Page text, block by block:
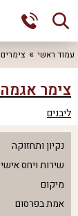
עמוד ראשי צימרים
צימר אגמה
ליבנים
נקיון ותחזוקה
שירות ויחס אישי
מיקום
אמת בפרסום